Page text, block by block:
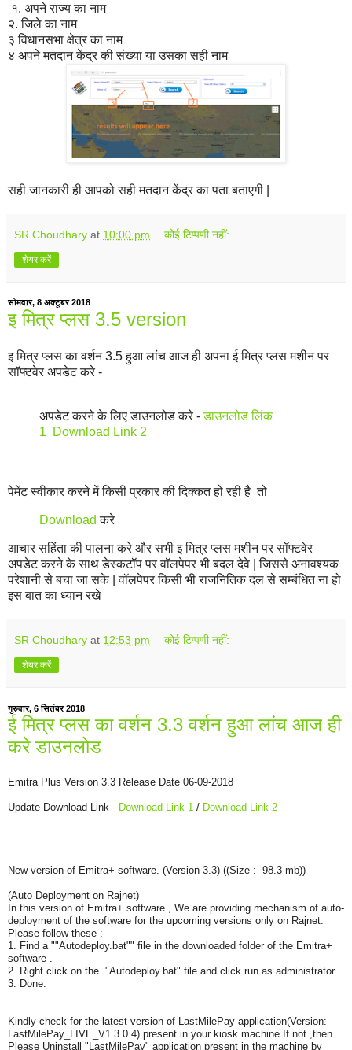
१. अपने राज्य का नाम
२. जिले का नाम
३ विधानसभा क्षेत्र का नाम
४ अपने मतदान केंद्र की संख्या या उसका सही नाम
सही जानकारी ही आपको सही मतदान केंद्र का पता बताएगी |
SR Choudhary at 10:00 pm कोई टिप्पणी नहीं:
शेयर करें
सोमवार, 8 अक्टूबर 2018
इ मित्र प्लस 3.5 version
इ मित्र प्लस का वर्शन 3.5 हुआ लांच आज ही अपना ई मित्र प्लस मशीन पर
सॉफ्टवेर अपडेट करे -
अपडेट करने के लिए डाउनलोड करे -डाउनलोड लिंक
1
Download Link 2
पेमेंट स्वीकार करने में किसी प्रकार की दिक्कत हो रही है तो
Download करे
आचार सहिंता की पालना करे और सभी इ मित्र प्लस मशीन पर सॉफ्टवेर
अपडेट करने के साथ डेस्कटॉप पर वॉलपेपर भी बदल देवे | जिससे अनावश्यक
परेशानी से बचा जा सके | वॉलपेपर किसी भी राजनितिक दल से सम्बंधित ना हो
इस बात का ध्यान रखे
SR Choudhary at 12:53 pm कोई टिप्पणी नहीं:
शेयर करें
गुरुवार, 6 सितंबर 2018
ई मित्र प्लस का वर्शन 3.3 वर्शन हुआ लांच आज ही
करे डाउनलोड
Emitra Plus Version 3.3 Release Date 06-09-2018
Update Download Link - Download Link 1 / Download Link 2
New version of Emitra+ software. (Version 3.3) ((Size :- 98.3 mb))
(Auto Deployment on Rajnet)
In this version of Emitra+ software , We are providing mechanism of auto-
deployment of the software for the upcoming versions only on Rajnet.
Please follow these :-
1. Find a ""Autodeploy.bat"" file in the downloaded folder of the Emitra+
software .
2. Right click on the "Autodeploy.bat" file and click run as administrator.
3. Done.
Kindly check for the latest version of LastMilePay application(Version:-
LastMilePay_LIVE_V1.3.0.4) present in your kiosk machine.If not ,then
Please Uninstall "LastMilePay" application present in the machine by